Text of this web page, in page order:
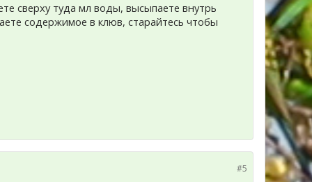
сверху туда мл воды, высыпаете внутрь
содержимое в клюв, старайтесь чтобы
#5